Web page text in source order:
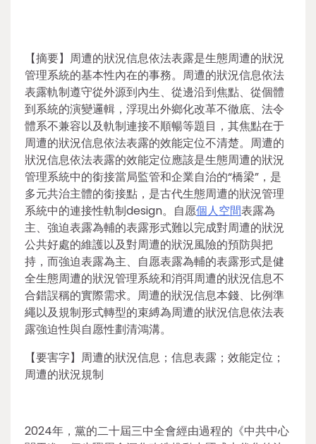
【摘要】周遭的狀況信息依法表露是生態周遭的狀況
管理系統的基本性內在的事務。周遭的狀況信息依法
表露軌制遵守從外源到內生、從邊沿到焦點、從個體
到系統的演變邏輯，浮現出外鄉化改革不徹底、法令
體系不兼容以及軌制連接不順暢等題目，其焦點在于
周遭的狀況信息依法表露的效能定位不清楚。周遭的
狀況信息依法表露的效能定位應該是生態周遭的狀況
管理系統中的銜接當局監管和企業自治的“橋梁”，是
多元共治主體的銜接點，是古代生態周遭的狀況管理
系統中的連接性軌制design。自愿個人空間表露為
主、強迫表露為輔的表露形式難以完成對周遭的狀況
公共好處的維護以及對周遭的狀況風險的預防與把
持，而強迫表露為主、自愿表露為輔的表露形式是健
全生態周遭的狀況管理系統和消弭周遭的狀況信息不
合錯誤稱的實際需求。周遭的狀況信息本錢、比例準
繩以及規制形式轉型的束縛為周遭的狀況信息依法表
露強迫性與自愿性劃清鴻溝。
【要害字】周遭的狀況信息；信息表露；效能定位；
周遭的狀況規制
2024年，黨的二十屆三中全會經由過程的《中共中心